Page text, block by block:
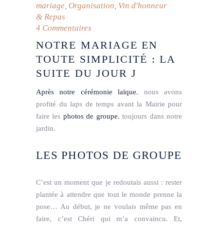
mariage Organisation Vin d'honneur
& Repas
4 Commentaires
NOTRE MARIAGE EN
TOUTE SIMPLICITÉ : LA
SUITE DU JOUR J
Après notre cérémonie laïque, nous avons
profité du laps de temps avant la Mairie pour
faire les photos de groupe, toujours dans notre
jardin.
LES PHOTOS DE GROUPE
C’est un moment que je redoutais aussi : rester
plantée à attendre que tout le monde prenne la
pose… Au début, je ne voulais même pas en
faire, c’est Chéri qui m’a convaincu. Et,